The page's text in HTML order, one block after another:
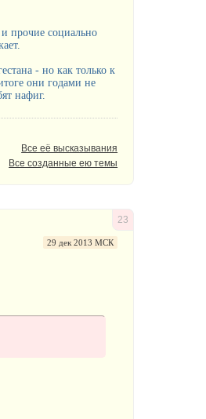
прочие социально
- но как только к
они годами не
нафиг.
Все её высказывания
Все созданные ею темы
23
29 дек 2013 МСК